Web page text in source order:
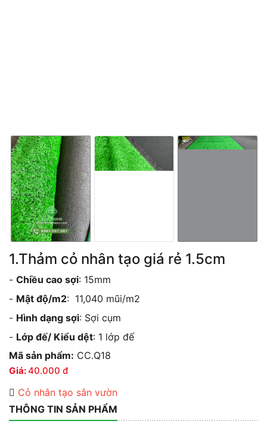
1.Thảm cỏ nhân tạo giá rẻ 1.5cm
- Chiều cao sợi: 15mm
- Mật độ/m2: 11,040 mũi/m2
- Hình dạng sợi: Sợi cụm
- Lớp đế/ Kiểu dệt: 1 lớp đế
Mã sản phẩm: CC.Q18
Giá:40.000 đ
Cỏ nhân tạo sân vườn
THÔNG TIN SẢN PHẨM